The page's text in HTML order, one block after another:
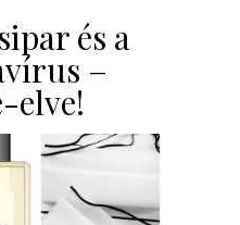
és a
–
elve!